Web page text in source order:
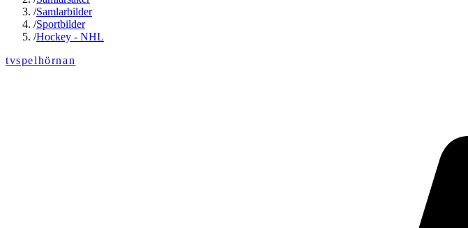
/Samlarbilder
/Sportbilder
/Hockey - NHL
tvspelhörnan